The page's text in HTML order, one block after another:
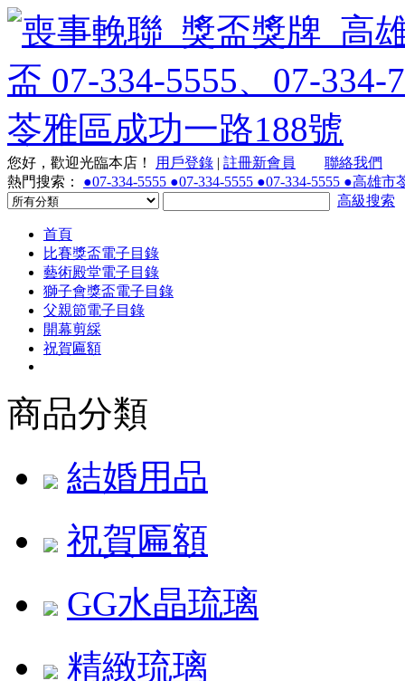
您好，歡迎光臨本店！ 用戶登錄 | 註冊新會員
聯絡我們
熱門搜索： ●07-334-5555 ●07-334-5555 ●07-334-5555 ●高雄
高級搜索
首頁
比賽獎盃電子目錄
藝術殿堂電子目錄
獅子會獎盃電子目錄
父親節電子目錄
開幕剪綵
祝賀匾額
商品分類
結婚用品
祝賀匾額
GG水晶琉璃
精緻琉璃